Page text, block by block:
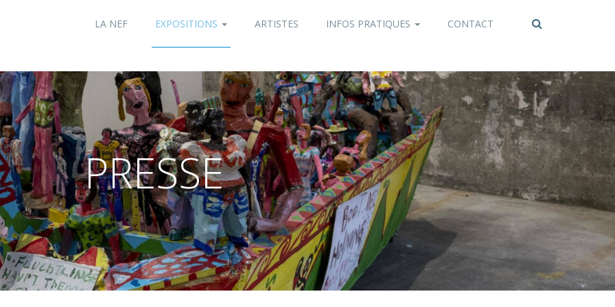
LA NEF EXPOSITIONS ARTISTES INFOS PRATIQUES CONTACT
PRESSE